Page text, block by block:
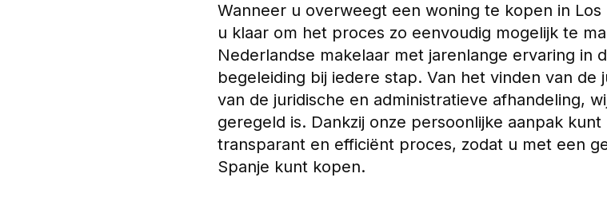
Wanneer u overweegt een woning te kopen in Los
u klaar om het proces zo eenvoudig mogelijk te
Nederlandse makelaar met jarenlange ervaring in
begeleiding bij iedere stap. Van het vinden van
van de juridische en administratieve afhandeling,
geregeld is. Dankzij onze persoonlijke aanpak
transparant en efficiënt proces, zodat u met een
Spanje kunt kopen.​